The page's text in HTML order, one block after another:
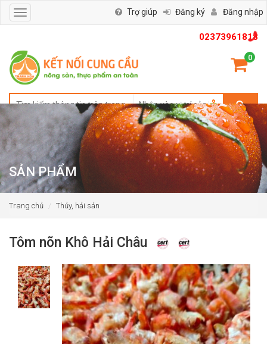
02373961818
0
Toggle
navigation
Trợ giúp Đăng ký Đăng nhập
SẢN PHẨM
Trang chủ Thủy, hải sản
Tôm nõn Khô Hải Châu